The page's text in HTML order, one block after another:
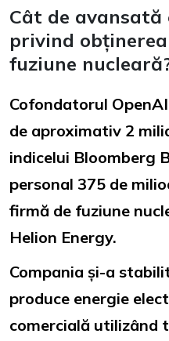
Cât de avansată
privind
fuziune
Cofondatorul
de aproximativ 2
indicelui Bloomberg
personal 375 de
firmă de fuziune
Helion Energy.
Compania și-a
produce energie
comercială utilizând